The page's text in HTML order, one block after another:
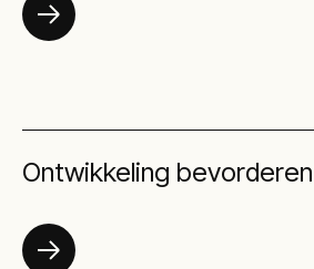
Ontwikkeling bevorderen